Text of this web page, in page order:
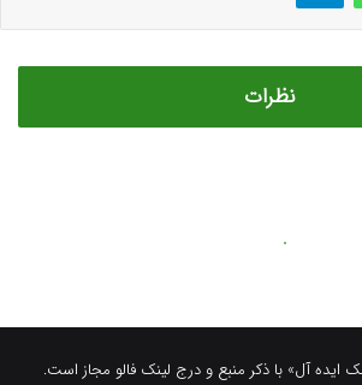
ایده آل» با ذکر منبع و درج لینک فالو مجاز است.